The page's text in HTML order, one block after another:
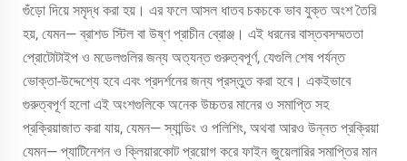
গুঁড়ো দিয়ে সমৃদ্ধ করা হয়। এর ফলে আসল ধাতব চকচকে ভাব যুক্ত অংশ তৈরি
হয়, যেমন— ব্রাশড স্টিল বা উষ্ণ প্রাচীন ব্রোঞ্জ। এই ধরনের বাস্তবসম্মততা
প্রোটোটাইপ ও মডেলগুলির জন্য অত্যন্ত গুরুত্বপূর্ণ, যেগুলি শেষ পর্যন্ত
ভোক্তা-উদ্দেশ্যে হবে এবং প্রদর্শনের জন্য প্রস্তুত করা হবে। একইভাবে
গুরুত্বপূর্ণ হলো এই অংশগুলিকে অনেক উচ্চতর মানের ও সমাপ্তি সহ
প্রক্রিয়াজাত করা যায়, যেমন— স্যান্ডিং ও পলিশিং, অথবা আরও উন্নত প্রক্রিয়া
যেমন— প্যাটিনেশন ও ক্লিয়ারকোট প্রয়োগ করে ফাইন জুয়েলারির সমাপ্তির মান